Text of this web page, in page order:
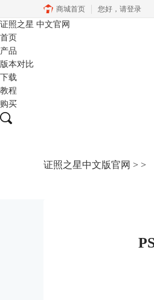
商城首页 您好， 请登录
证照之星 中文官网
首页
产品
版本对比
下载
教程
购买
证照之星中文版官网 > >